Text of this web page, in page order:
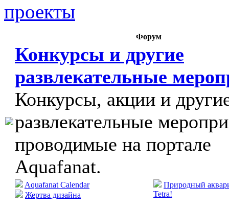
проекты
Форум
Конкурсы и другие
развлекательные
Конкурсы, акции и
развлекательные
проводимые на портале
Aquafanat.
Aquafanat Calendar
Жертва дизайна
Природный
Tetra!